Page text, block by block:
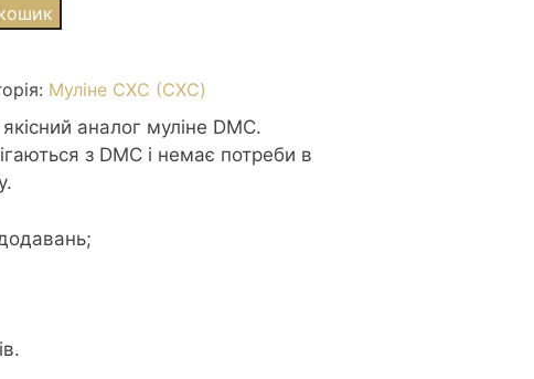
Муліне СХС (CXC)
аналог муліне DMC.
з DMC і немає потреби в